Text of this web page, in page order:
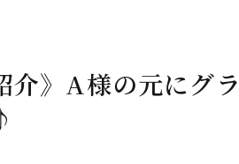
介》A様の元にグ